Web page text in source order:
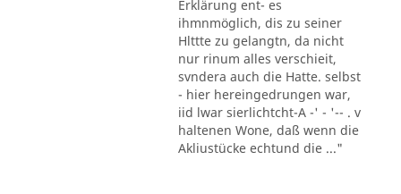
Erklärung ent- es
ihmnmöglich, dis zu seiner
Hlttte zu gelangtn, da nicht
nur rinum alles verschieit,
svndera auch die Hatte. selbst
- hier hereingedrungen war,
iid lwar sierlichtcht-A -' - '-- . v
haltenen Wone, daß wenn die
Akliustücke echtund die ..."